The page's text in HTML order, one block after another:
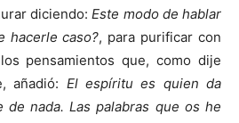
diciendo:Este modo de hablar
hacerle caso?, para purificar con
pensamientos que, como dije
añadió: El espíritu es quien da
de nada. Las palabras que os he